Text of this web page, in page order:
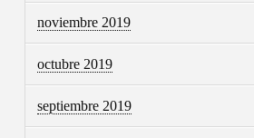
noviembre 2019
octubre 2019
septiembre 2019